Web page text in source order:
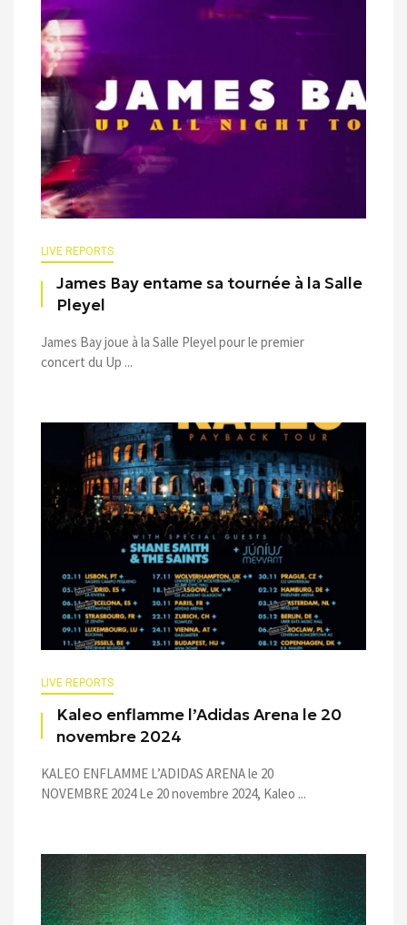
LIVE REPORTS
James Bay entame sa tournée à la Salle
Pleyel
James Bay joue à la Salle Pleyel pour le premier
concert du Up ...
LIVE REPORTS
Kaleo enflamme l’Adidas Arena le 20
novembre 2024
KALEO ENFLAMME L’ADIDAS ARENA le 20
NOVEMBRE 2024 Le 20 novembre 2024, Kaleo ...